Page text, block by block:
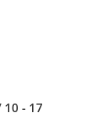
10 - 17